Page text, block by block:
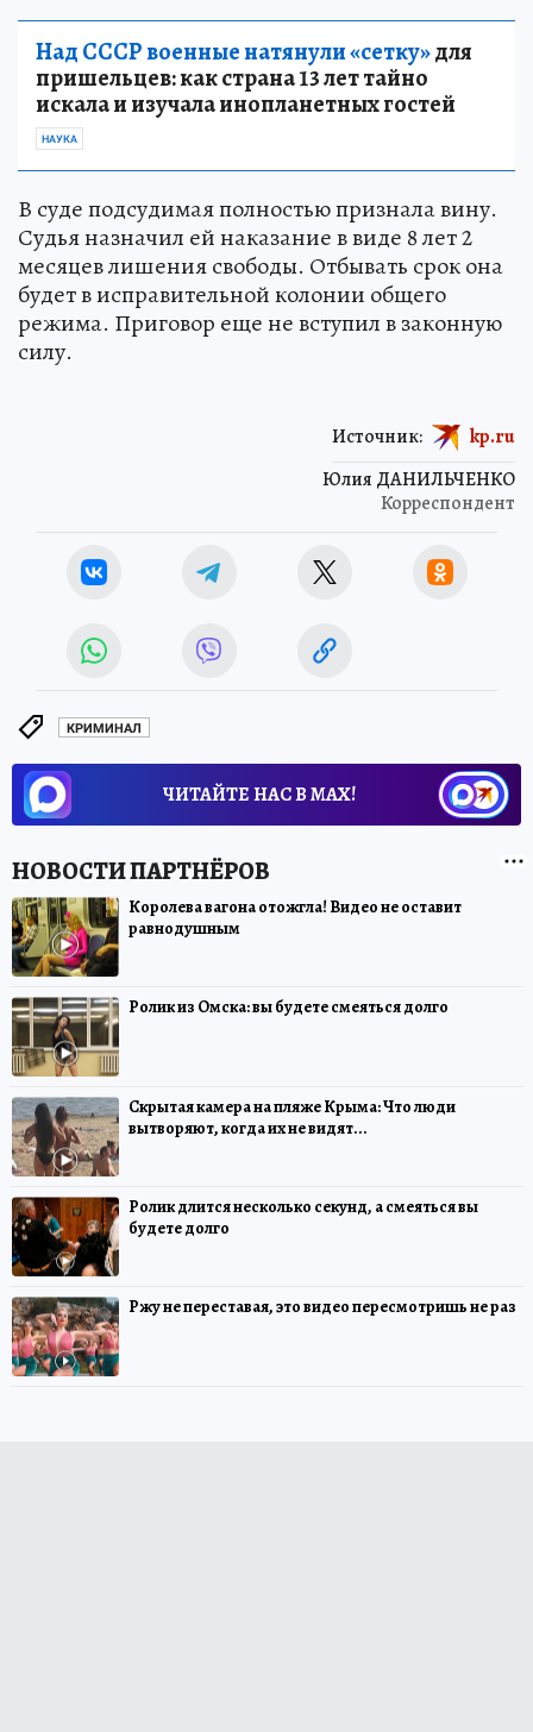
Над СССР военные натянули «сетку»для
пришельцев: как страна 13 лет тайно
искала и изучала инопланетных гостей
НАУКА
В суде подсудимая полностью признала вину.
Судья назначил ей наказание в виде 8 лет 2
месяцев лишения свободы. Отбывать срок она
будет в исправительной колонии общего
режима. Приговор еще не вступил в законную
силу.
Юлия ДАНИЛЬЧЕНКО
Корреспондент
Источник: kp.ru
КРИМИНАЛ
ЧИТАЙТЕ НАС В МАХ!
Королева вагона отожгла! Видео не оставит
равнодушным
Ролик из Омска: вы будете смеяться долго
Скрытая камера на пляже Крыма: Что люди
вытворяют, когда их не видят...
Ролик длится несколько секунд, а смеяться вы
будете долго
Ржу не переставая, это видео пересмотришь не раз